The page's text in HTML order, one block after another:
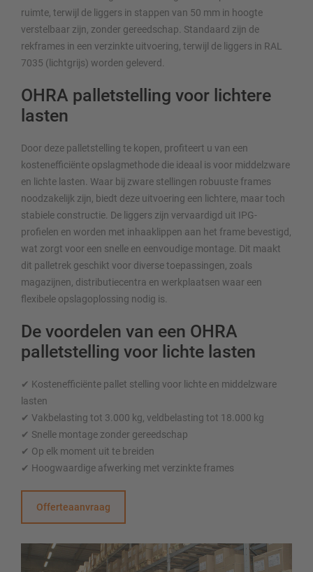
ruimte, terwijl de liggers in stappen van 50 mm in hoogte
verstelbaar zijn, zonder gereedschap. Standaard zijn de
rekframes in een verzinkte uitvoering, terwijl de liggers in RAL
7035 (lichtgrijs) worden geleverd.
OHRA palletstelling voor lichtere
lasten
Door deze palletstelling te kopen, profiteert u van een
kostenefficiënte opslagmethode die ideaal is voor middelzware
en lichte lasten. Waar bij zware stellingen robuuste frames
noodzakelijk zijn, biedt deze uitvoering een lichtere, maar toch
stabiele constructie. De liggers zijn vervaardigd uit IPG-
profielen en worden met inhaaklippen aan het frame bevestigd,
wat zorgt voor een snelle en eenvoudige montage. Dit maakt
dit palletrek geschikt voor diverse toepassingen, zoals
magazijnen, distributiecentra en werkplaatsen waar een
flexibele opslagoplossing nodig is.
De voordelen van een OHRA
palletstelling voor lichte lasten
✔ Kostenefficiënte pallet stelling voor lichte en middelzware
lasten
✔ Vakbelasting tot 3.000 kg, veldbelasting tot 18.000 kg
✔ Snelle montage zonder gereedschap
✔ Op elk moment uit te breiden
✔ Hoogwaardige afwerking met verzinkte frames
Offerteaanvraag